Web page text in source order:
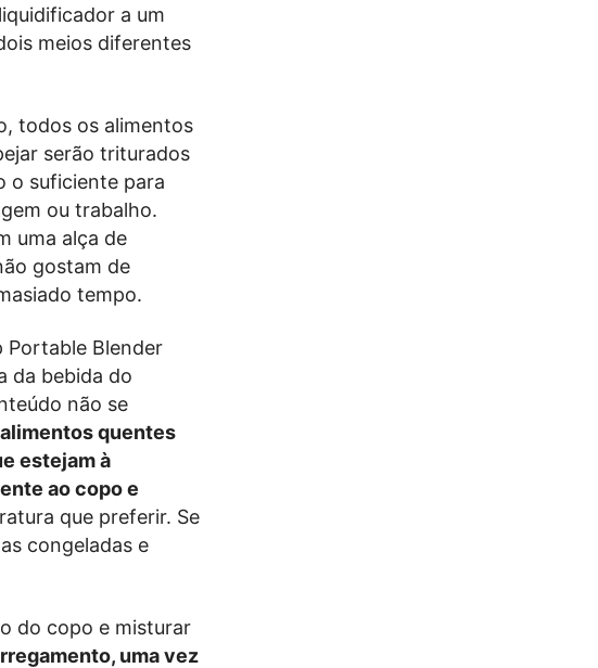
a um
meios diferentes
todos os alimentos
serão triturados
o suficiente para
ou trabalho.
uma alça de
gostam de
tempo.
Portable Blender
da bebida do
não se
quentes
estejam à
ao copo e
que preferir. Se
congeladas e
do copo e misturar
uma vez